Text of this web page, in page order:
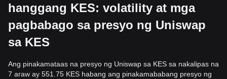
hanggang KES: volatility at mga
pagbabago sa presyo ng Uniswap
sa KES
Ang pinakamataas na presyo ng Uniswap sa KES sa nakalipas na
7 araw ay 551.75 KES habang ang pinakamababang presyo ng